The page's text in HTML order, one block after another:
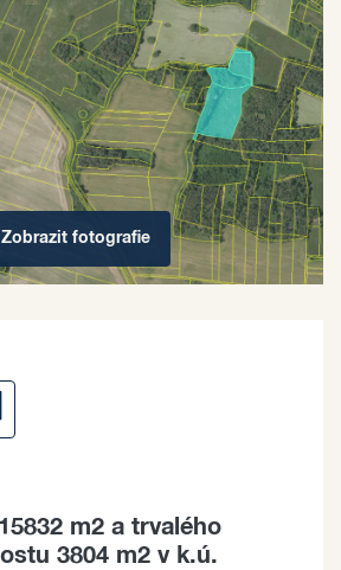
Zobrazit fotografie
m2 a trvalého
3804 m2 v k.ú.